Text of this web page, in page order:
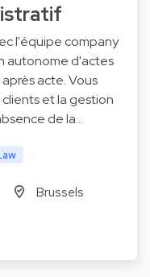
l'équipe company
autonome d'actes
acte. Vous
et la gestion
de la…
Brussels